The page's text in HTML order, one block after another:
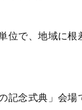
で、地域に
念式典」会